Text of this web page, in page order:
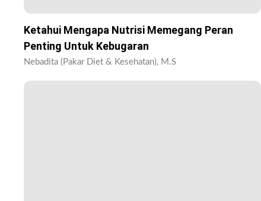
Ketahui Mengapa Nutrisi Memegang Peran
Penting Untuk Kebugaran
Nebadita (Pakar Diet & Kesehatan), M.S